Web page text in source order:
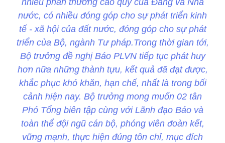
nhiều phần thưởng cao quý của Đảng và Nhà
nước, có nhiều đóng góp cho sự phát triển kinh
tế - xã hội của đất nước, đóng góp cho sự phát
triển của Bộ, ngành Tư pháp.Trong thời gian tới,
Bộ trưởng đề nghị Báo PLVN tiếp tục phát huy
hơn nữa những thành tựu, kết quả đã đạt được,
khắc phục khó khăn, hạn chế, nhất là trong bối
cảnh hiện nay. Bộ trưởng mong muốn 02 tân
Phó Tổng biên tập cùng với Lãnh đạo Báo và
toàn thể đội ngũ cán bộ, phóng viên đoàn kết,
vững mạnh, thực hiện đúng tôn chỉ, mục đích